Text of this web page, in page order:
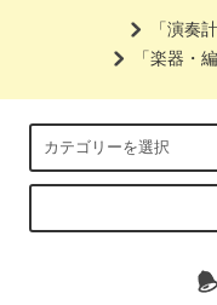
「演奏
「楽器・